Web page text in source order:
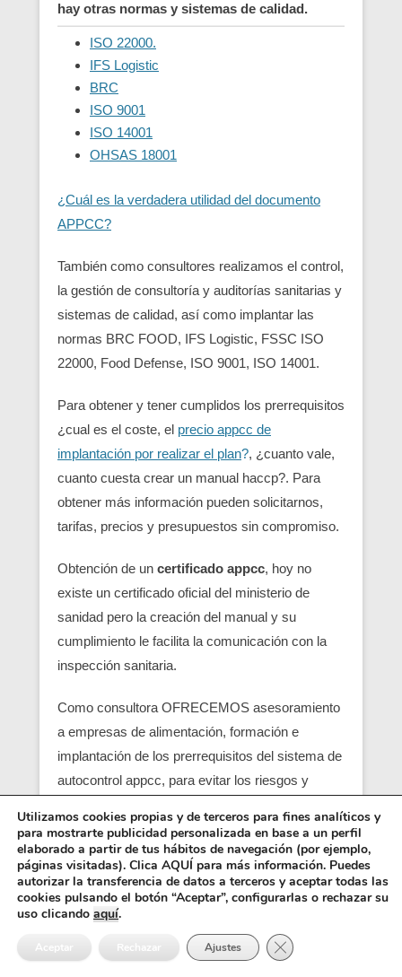
hay otras normas y sistemas de calidad.
ISO 22000.
IFS Logistic
BRC
ISO 9001
ISO 14001
OHSAS 18001
¿Cuál es la verdadera utilidad del documento
APPCC?
También como consultores realizamos el control,
la gestión de consultoría y auditorías sanitarias y
sistemas de calidad, así como implantar las
normas BRC FOOD, IFS Logistic, FSSC ISO
22000, Food Defense, ISO 9001, ISO 14001.
Para obtener y tener cumplidos los prerrequisitos
¿cual es el coste, el precio appcc de
implantación por realizar el plan?, ¿cuanto vale,
cuanto cuesta crear un manual haccp?. Para
obtener más información pueden solicitarnos,
tarifas, precios y presupuestos sin compromiso.
Obtención de un certificado appcc, hoy no
existe un certificado oficial del ministerio de
sanidad pero la creación del manual y su
cumplimiento le facilita la comunicación con la
inspección sanitaria.
Como consultora OFRECEMOS asesoramiento
a empresas de alimentación, formación e
implantación de los prerrequisitos del sistema de
autocontrol appcc, para evitar los riesgos y
localizando en su empresa los pcc (puntos
críticos) y obtener un servicio con una correcta
seguridad alimentaria.
Entre los requisitos está el control y el análisis de
cada punto crítico, junto con el registro sanitario,
Utilizamos cookies propias y de terceros para fines analíticos y
para mostrarte publicidad personalizada en base a un perfil
elaborado a partir de tus hábitos de navegación (por ejemplo,
páginas visitadas). Clica AQUÍ para más información. Puedes
autorizar la transferencia de datos a terceros y aceptar todas las
cookies pulsando el botón “Aceptar”, configurarlas o rechazar su
uso clicando aquí.
Aceptar Rechazar Ajustes Cerrar el banner de